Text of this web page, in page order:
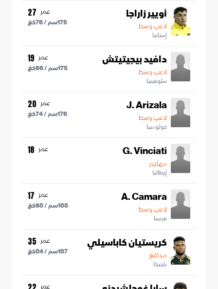
أويير زاراجا
لاعب وسط
إسبانيا
عمر 27
175سم /76كغ
دافيد بيجيتيتش
لاعب وسط
سلوفينيا
عمر 19
175سم /66كغ
J. Arizala
لاعب وسط
كولومبيا
عمر 20
176سم /74كغ
G. Vinciati
مهاجم
إيطاليا
عمر 18
A. Camara
لاعب وسط
فرنسا
عمر 17
188سم /68كغ
كريستيان كاباسيلي
مدافع
بلجيكا
عمر 35
187سم /84كغ
عمر